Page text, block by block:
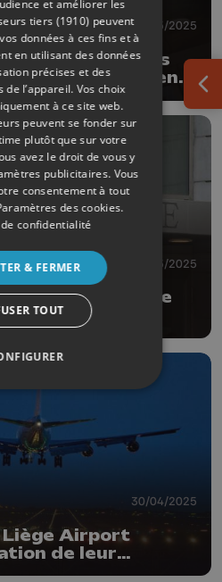
13/05/2025
: le point sur les
sous-financement
09/05/2025
et du tribunal de
joignent aux
30/04/2025
Liège Airport
de leur
et améliorer les
tiers (1910) peuvent
données à ces fins et à
en utilisant des données
précises et des
l’appareil. Vos choix
à ce site web.
peuvent se fonder sur
plutôt que sur votre
avez le droit de vous y
publicitaires. Vous
consentement à tout
des cookies.
confidentialité
& FERMER
TOUT